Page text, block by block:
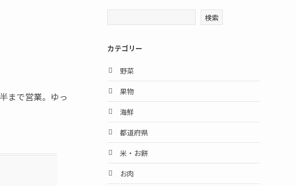
まで営業。ゆっ
検索
カテゴリー
野菜
果物
海鮮
都道府県
米・お餅
お肉